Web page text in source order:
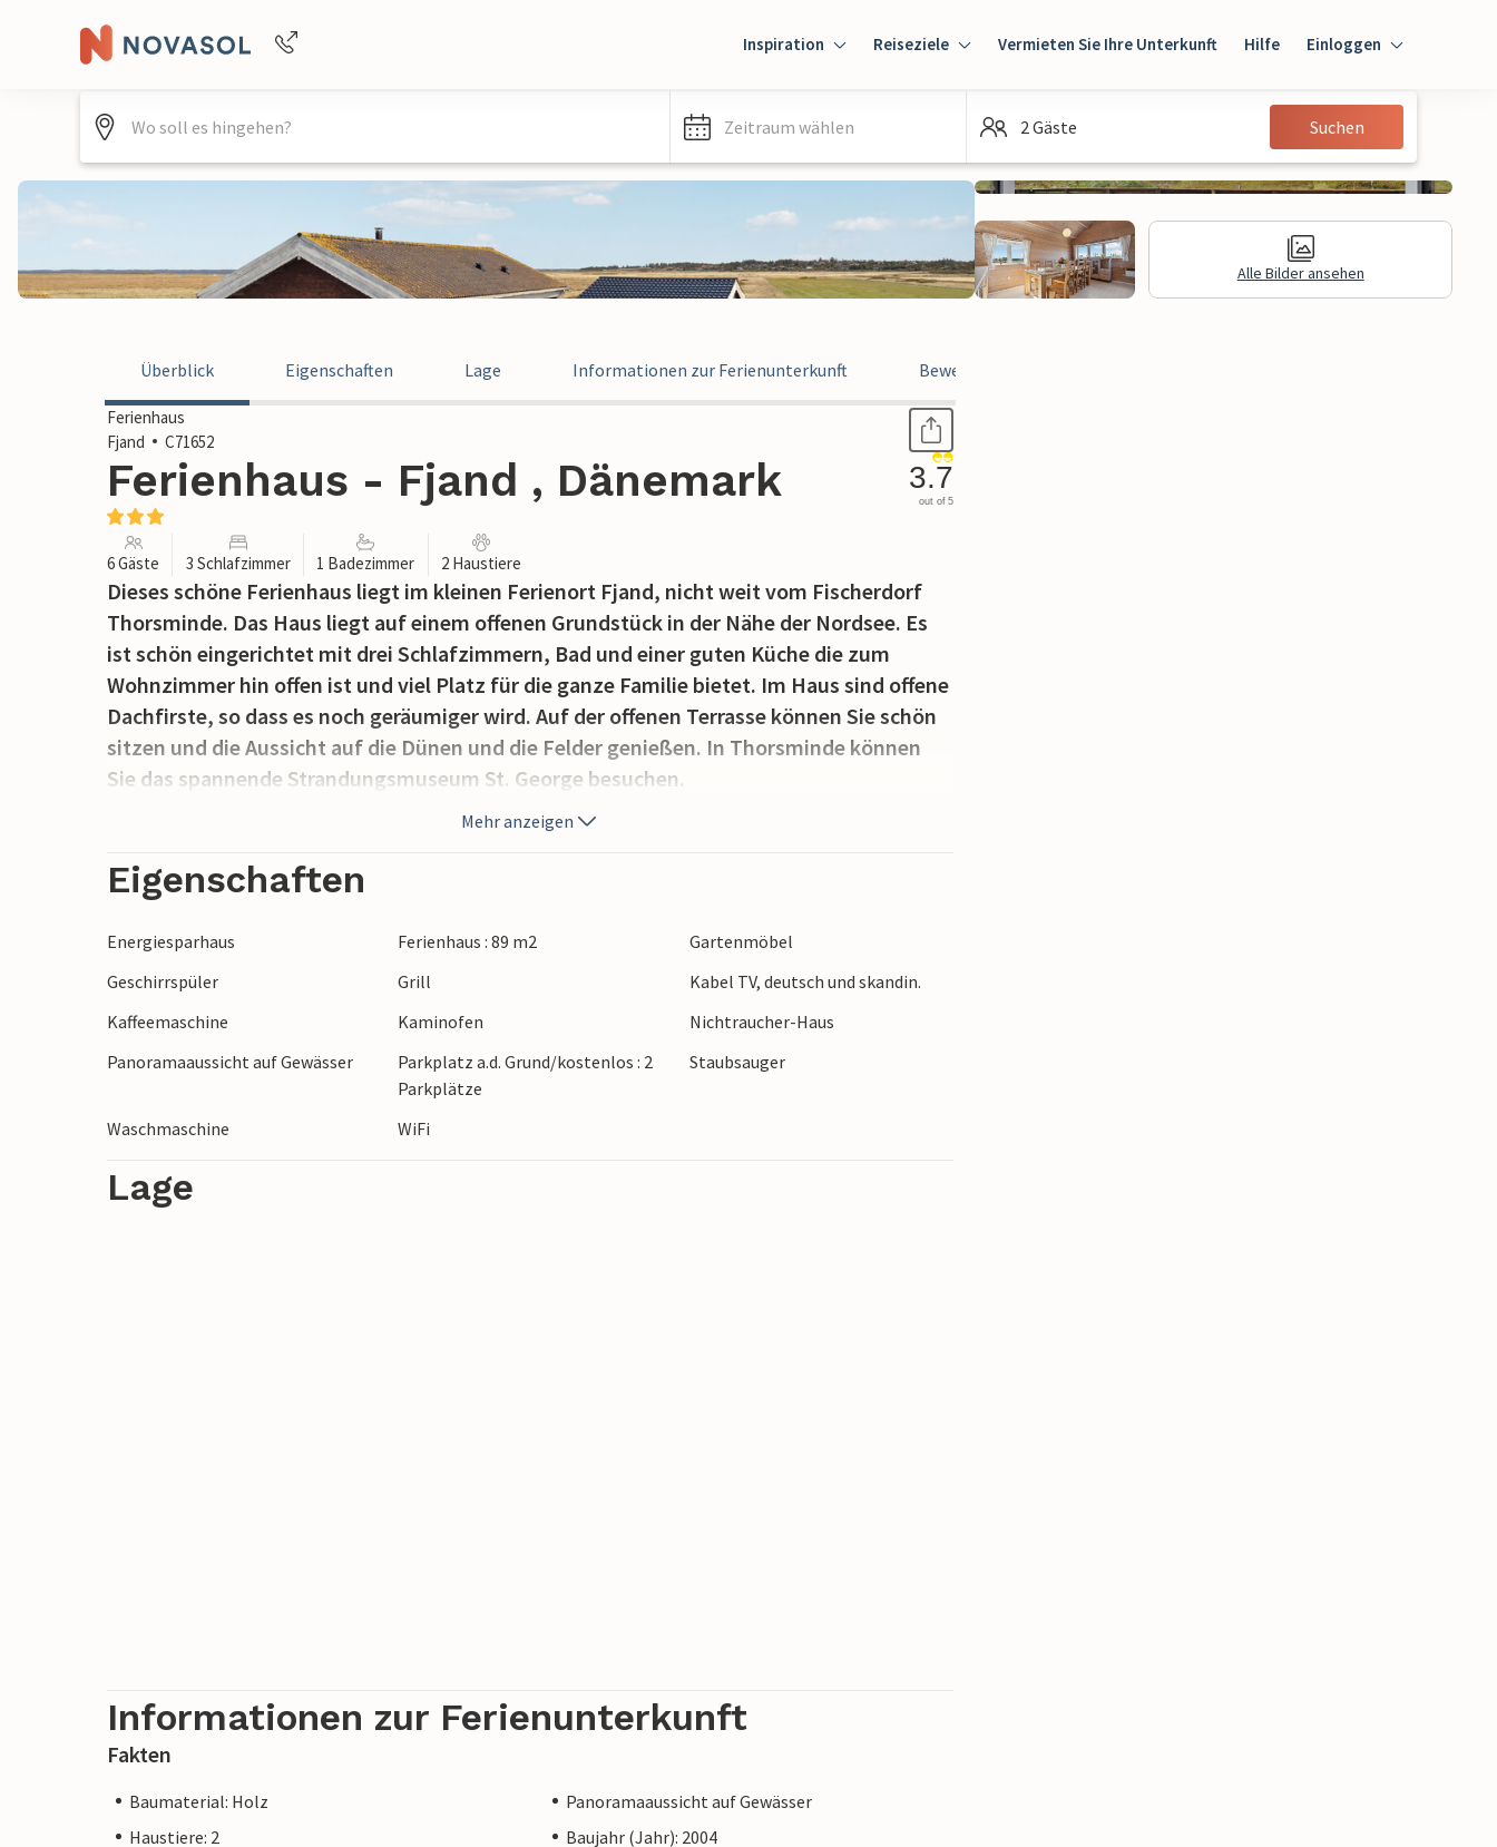
+4940688715475
Inspiration Reiseziele Vermieten Sie Ihre Unterkunft Hilfe Einloggen
Einloggen
Gast
Zeitraum wählen 2 Gäste Suchen
Alle Bilder ansehen
Überblick Eigenschaften Lage Informationen zur Ferienunterkunft Bewertungen
Ferienhaus
Fjand
C71652
Ferienhaus - Fjand , Dänemark 3.7
out of 5
6 Gäste 3 Schlafzimmer 1 Badezimmer 2 Haustiere
Dieses schöne Ferienhaus liegt im kleinen Ferienort Fjand, nicht weit vom Fischerdorf
Thorsminde. Das Haus liegt auf einem offenen Grundstück in der Nähe der Nordsee. Es
ist schön eingerichtet mit drei Schlafzimmern, Bad und einer guten Küche die zum
Wohnzimmer hin offen ist und viel Platz für die ganze Familie bietet. Im Haus sind offene
Dachfirste, so dass es noch geräumiger wird. Auf der offenen Terrasse können Sie schön
sitzen und die Aussicht auf die Dünen und die Felder genießen. In Thorsminde können
Sie das spannende Strandungsmuseum St. George besuchen.
Mehr anzeigen
Eigenschaften
Energiesparhaus Ferienhaus : 89 m2
Gartenmöbel
Geschirrspüler
Grill
Kabel TV, deutsch und skandin.
Kaffeemaschine
Kaminofen
Nichtraucher-Haus
Panoramaaussicht auf Gewässer
Parkplatz a.d. Grund/kostenlos : 2
Parkplätze
Staubsauger
Waschmaschine WiFi
Lage
Informationen zur Ferienunterkunft
Fakten
Baumaterial: Holz
Panoramaaussicht auf Gewässer
Haustiere: 2
Baujahr (Jahr): 2004